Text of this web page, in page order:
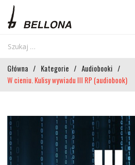
Główna / Kategorie / Audiobooki /
W cieniu. Kulisy wywiadu III RP (audiobook)